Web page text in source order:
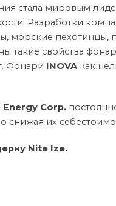
стала мировым
Разработки
морские пехотинцы,
свойства
Фонари INOVA как
Energy Corp.
их
Nite Ize.